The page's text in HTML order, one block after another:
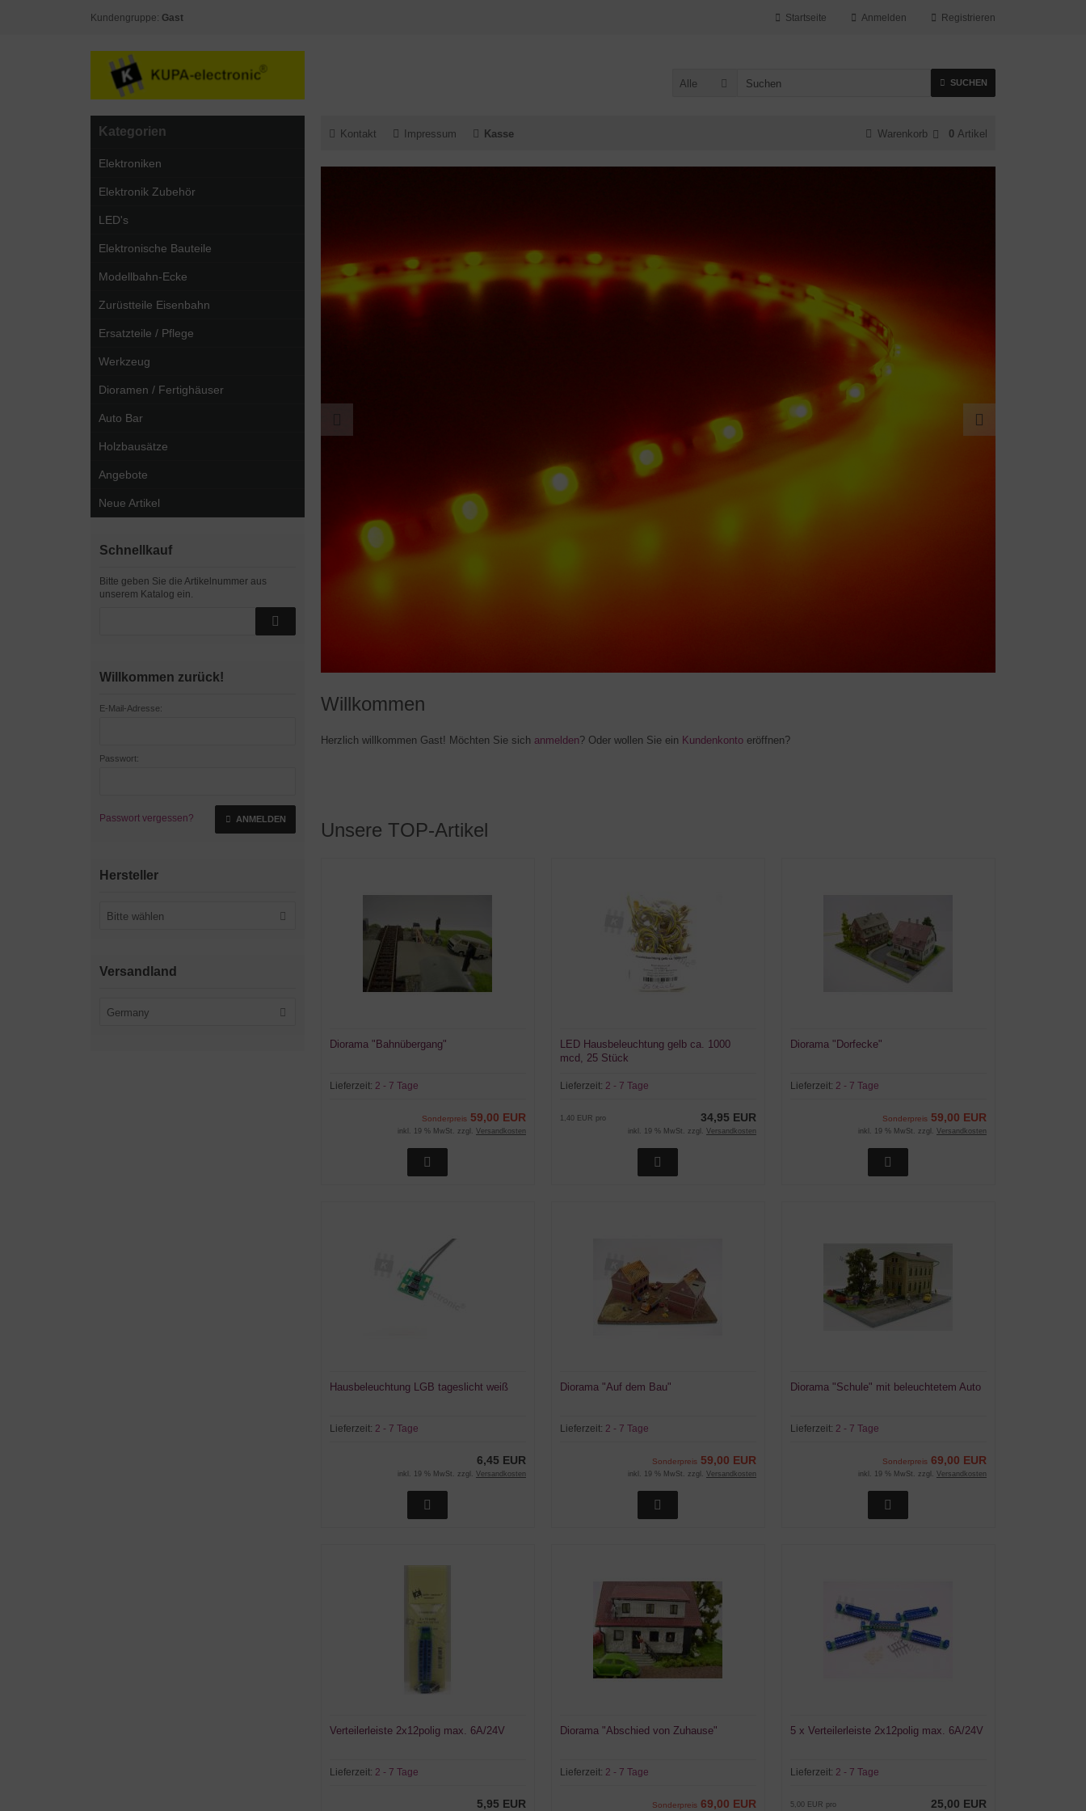
Kundengruppe: Gast Registrieren
Anmelden
Startseite
Alle SUCHEN
Kontakt Impressum Kasse Warenkorb 0 Artikel
Willkommen
Herzlich willkommen Gast! Möchten Sie sich anmelden? Oder wollen Sie ein Kundenkonto eröffnen?
Unsere TOP-Artikel
Diorama "Bahnübergang"
Lieferzeit: 2 - 7 Tage
Sonderpreis 59,00 EUR
inkl. 19 % MwSt. zzgl. Versandkosten
LED Hausbeleuchtung gelb ca. 1000
mcd, 25 Stück
Lieferzeit: 2 - 7 Tage
34,95 EUR
1,40 EUR pro
inkl. 19 % MwSt. zzgl. Versandkosten
Diorama "Dorfecke"
Lieferzeit: 2 - 7 Tage
Sonderpreis 59,00 EUR
inkl. 19 % MwSt. zzgl. Versandkosten
Hausbeleuchtung LGB tageslicht weiß
Lieferzeit: 2 - 7 Tage
6,45 EUR
inkl. 19 % MwSt. zzgl. Versandkosten
Diorama "Auf dem Bau"
Lieferzeit: 2 - 7 Tage
Sonderpreis 59,00 EUR
inkl. 19 % MwSt. zzgl. Versandkosten
Diorama "Schule" mit beleuchtetem Auto
Lieferzeit: 2 - 7 Tage
Sonderpreis 69,00 EUR
inkl. 19 % MwSt. zzgl. Versandkosten
Verteilerleiste 2x12polig max. 6A/24V
Lieferzeit: 2 - 7 Tage
5,95 EUR
Diorama "Abschied von Zuhause"
Lieferzeit: 2 - 7 Tage
Sonderpreis 69,00 EUR
5 x Verteilerleiste 2x12polig max. 6A/24V
Lieferzeit: 2 - 7 Tage
25,00 EUR
5,00 EUR pro
Kategorien
Elektroniken
Elektronik Zubehör
LED's
Elektronische Bauteile
Modellbahn-Ecke
Zurüstteile Eisenbahn
Ersatzteile / Pflege
Werkzeug
Dioramen / Fertighäuser
Auto Bar
Holzbausätze
Angebote
Neue Artikel
Schnellkauf
Bitte geben Sie die Artikelnummer aus
unserem Katalog ein.
Willkommen zurück!
E-Mail-Adresse:
Passwort:
Passwort vergessen? ANMELDEN
Hersteller
Bitte wählen
Versandland
Germany